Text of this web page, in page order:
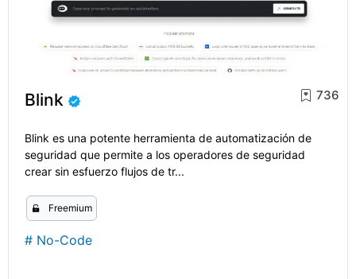
Blink 736
Blink es una potente herramienta de automatización de
seguridad que permite a los operadores de seguridad
crear sin esfuerzo flujos de tr...
Freemium
# No-Code